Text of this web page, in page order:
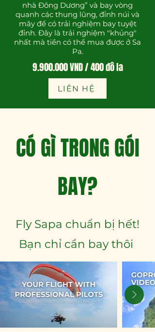
nhà Đông Dương” và bay vòng
quanh các thung lũng, đỉnh núi và
mây để có trải nghiệm bay tuyệt
đỉnh. Đây là trải nghiệm "khủng"
nhất mà tiền có thể mua được ở Sa
Pa.
9.900.000VND / 400 đô la
LIÊN HỆ
CÓ GÌ TRONG GÓI
BAY?
Fly Sapa chuẩn bị hết!
Bạn chỉ cần bay thôi